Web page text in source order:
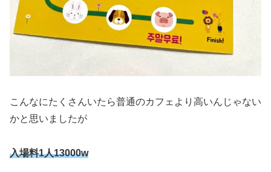
こんなにたくさんいたら普通のカフェより高いんじゃない
かと思いましたが
入場料1人13000w